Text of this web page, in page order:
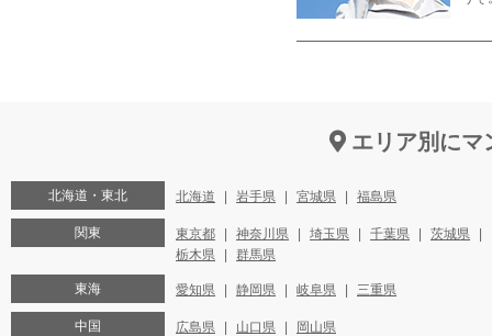
エリア別にマ
北海道・東北 北海道 岩手県 宮城県 福島県
関東 東京都 神奈川県 埼玉県 千葉県
茨城県
栃木県
群馬県
東海 愛知県 静岡県 岐阜県 三重県
中国 広島県 山口県 岡山県